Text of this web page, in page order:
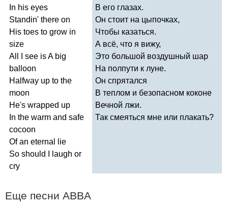
In his eyes
Standin' there on
His toes to grow in
size
All
see isA big
balloon
Halfway up to the
moon
He's wrapped up
In the warm and safe
cocoon
Of an eternal
lie
So should laugh or
cry
В его глазах.
Он стоит на цыпочках,
Чтобы казаться.
А всё, что я вижу,
Это большой воздушный шар
На полпути к луне.
Он спрятался
В теплом и безопасном коконе
Вечной лжи.
Так смеяться мне или плакать?
Еще песни ABBA